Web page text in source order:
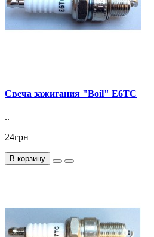
Свеча зажигания "Boil" E6TC
..
24грн
В корзину